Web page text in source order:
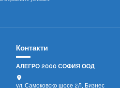
Carmen